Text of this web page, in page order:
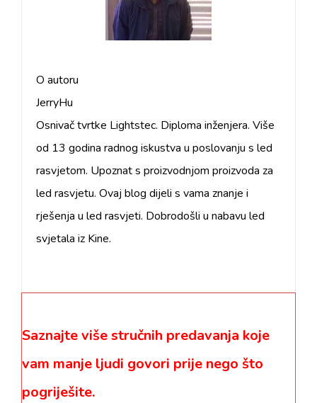
O autoru
JerryHu
Osnivač tvrtke Lightstec. Diploma inženjera. Više
od 13 godina radnog iskustva u poslovanju s led
rasvjetom. Upoznat s proizvodnjom proizvoda za
led rasvjetu. Ovaj blog dijeli s vama znanje i
rješenja u led rasvjeti. Dobrodošli u nabavu led
svjetala iz Kine.
Saznajte više stručnih predavanja koje
vam manje ljudi govori prije nego što
pogriješite.